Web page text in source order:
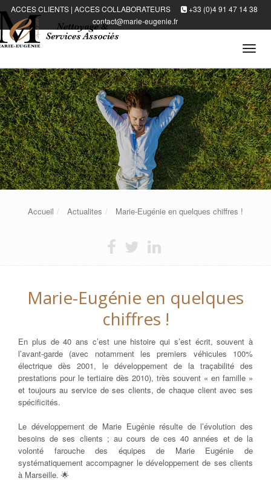
ACCES CLIENTS| ACCES COLLABORATEURS
+33 (0)4 91 47 14 38
contact@marie-eugenie.fr
Accueil Actualites Marie-Eugénie en quelques chiffres !
Marie-Eugénie en quelques
chiffres !
En plus de 40 ans c’est une histoire qui s’est écrit, souvent à
l’avant-garde (avec notamment les premiers véhicules 100%
électrique dès 2001, le développement de la traçabilité des
prestations pour le tertiaire dès 2010), très souvent « en famille »
et toujours au service de ses clients, de chaque client avec ses
spécificités.
Le développement de Marie Eugénie résulte de l’évolution des
besoins de ses clients ; au cours de ces 40 années et de la
volonté farouche des équipes de Marie Eugénie de
systématiquement accompagner le développement de ses clients
à Marseille. 🌟